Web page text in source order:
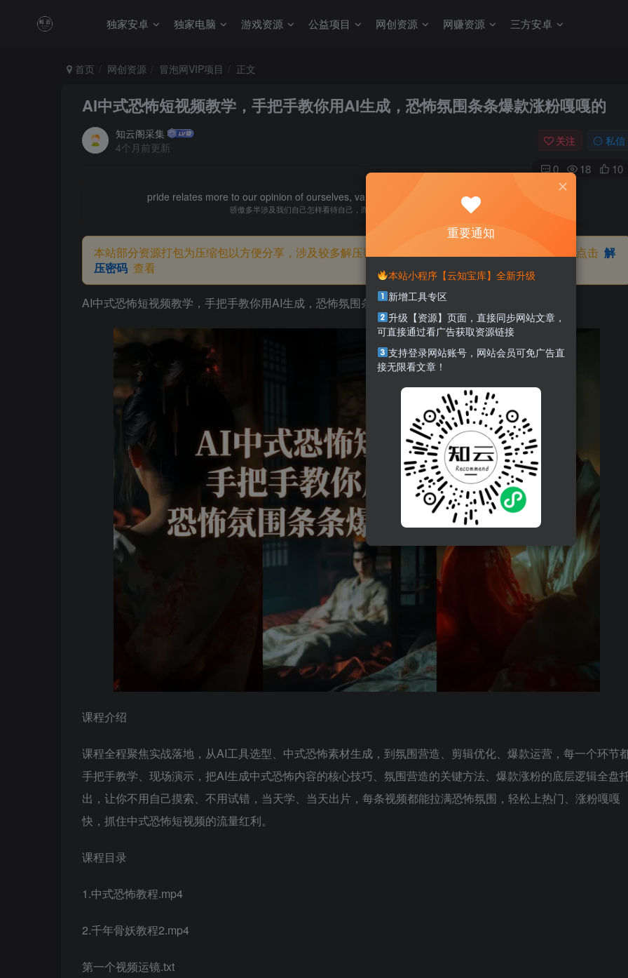
独家安卓 独家电脑 游戏资源 公益项目 网创资源 网赚资源 三方安卓
首页 网创资源 冒泡网VIP项目 正文
AI中式恐怖短视频教学，手把手教你用AI生成，恐怖氛围条条爆款涨粉嘎嘎的
知云阁采集
4个月前更新
关注 私信
0 18 10
pride relates more to our opinion of ourselves, vanity to what we would have others think of us.
骄傲多半涉及我们自己怎样看待自己，而虚荣则涉及我们想别人怎样看我们
本站部分资源打包为压缩包以方便分享，涉及较多解压密码，如果你下载的资源需要解压密码，请点击 解
压密码 查看
AI中式恐怖短视频教学，手把手教你用AI生成，恐怖氛围条条爆款涨粉嘎嘎的
课程介绍
课程全程聚焦实战落地，从AI工具选型、中式恐怖素材生成，到氛围营造、剪辑优化、爆款运营，每一个环节
手把手教学、现场演示，把AI生成中式恐怖内容的核心技巧、氛围营造的关键方法、爆款涨粉的底层逻辑全盘
出，让你不用自己摸索、不用试错，当天学、当天出片，每条视频都能拉满恐怖氛围，轻松上热门、涨粉嘎嘎
快，抓住中式恐怖短视频的流量红利。
课程目录
1.中式恐怖教程.mp4
2.千年骨妖教程2.mp4
第一个视频运镜.txt
重要通知
本站小程序【云知宝库】全新升级
新增工具专区
升级【资源】页面，直接同步网站文章，
可直接通过看广告获取资源链接
支持登录网站账号，网站会员可免广告直
接无限看文章！